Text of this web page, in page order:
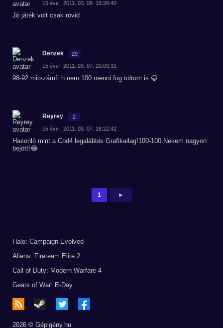
15 éve | 2011. 03. 09. 19:28:40
Jó játék volt csak rövid
Denzek 29
15 éve | 2011. 03. 07. 20:03:31
98-92 mitszámít h nem 100 menni fog töltöm is 😃
Reyrey 2
15 éve | 2011. 03. 07. 18:22:42
Hasonló mint a Cod4 legalábbis Grafikailag!100-100.Nekem nagyon
bejött!😂
1 ►
Halo: Campaign Evolved
Aliens: Fireteam Elite 2
Call of Duty: Modern Warfare 4
Gears of War: E-Day
2026 © Gépigény.hu